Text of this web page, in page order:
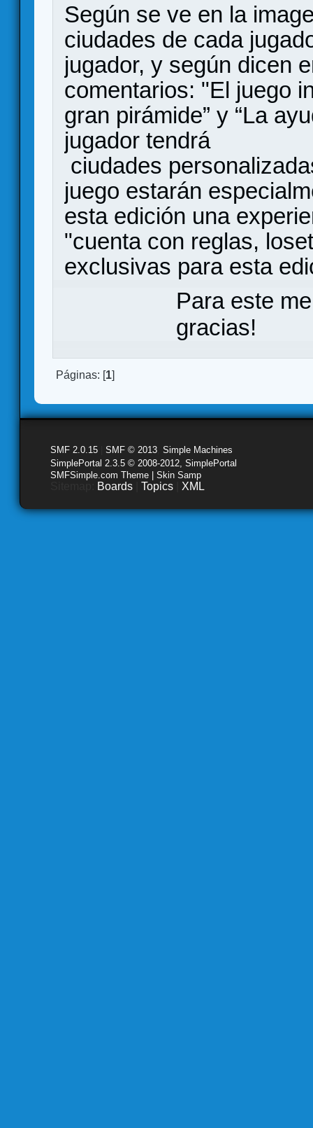
Según se ve en la
ciudades de cada
jugador, y según dicen
comentarios: "El juego
gran pirámide” y “La
jugador tendrá
ciudades
juego estarán
esta edición una
"cuenta con reglas,
exclusivas para esta
Para este
gracias!
Páginas: [1]
SMF 2.0.15 SMF © 2013 Simple Machines
SimplePortal 2.3.5 © 2008-2012, SimplePortal
SMFSimple.com Theme | Skin Samp
Boards Topics XML